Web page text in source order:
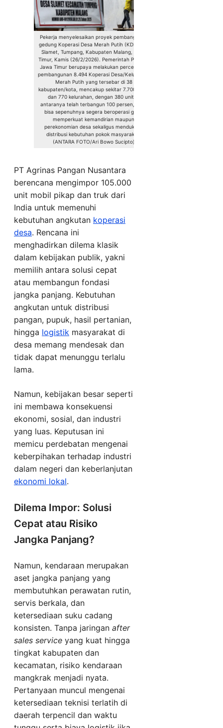
Pekerja menyelesaikan proyek pembangunan
gedung Koperasi Desa Merah Putih (KDMP) di
Slamet, Tumpang, Kabupaten Malang, Jawa
Timur, Kamis (26/2/2026). Pemerintah Provinsi
Jawa Timur berupaya melakukan percepatan
pembangunan 8.494 Koperasi Desa/Kelurahan
Merah Putih yang tersebar di 38
kabupaten/kota, mencakup sekitar 7.700 desa
dan 770 kelurahan, dengan 380 unit di
antaranya telah terbangun 100 persen, agar
bisa sepenuhnya segera beroperasi guna
memperkuat kemandirian maupun
perekonomian desa sekaligus mendukung
distribusi kebutuhan pokok masyarakat.
(ANTARA FOTO/Ari Bowo Sucipto)
PT Agrinas Pangan Nusantara
berencana mengimpor 105.000
unit mobil pikap dan truk dari
India untuk memenuhi
kebutuhan angkutan koperasi
desa. Rencana ini
menghadirkan dilema klasik
dalam kebijakan publik, yakni
memilih antara solusi cepat
atau membangun fondasi
jangka panjang. Kebutuhan
angkutan untuk distribusi
pangan, pupuk, hasil pertanian,
hingga logistik masyarakat di
desa memang mendesak dan
tidak dapat menunggu terlalu
lama.
Namun, kebijakan besar seperti
ini membawa konsekuensi
ekonomi, sosial, dan industri
yang luas. Keputusan ini
memicu perdebatan mengenai
keberpihakan terhadap industri
dalam negeri dan keberlanjutan
ekonomi lokal.
Dilema Impor: Solusi
Cepat atau Risiko
Jangka Panjang?
Namun, kendaraan merupakan
aset jangka panjang yang
membutuhkan perawatan rutin,
servis berkala, dan
ketersediaan suku cadang
konsisten. Tanpa jaringan after
sales service yang kuat hingga
tingkat kabupaten dan
kecamatan, risiko kendaraan
mangkrak menjadi nyata.
Pertanyaan muncul mengenai
ketersediaan teknisi terlatih di
daerah terpencil dan waktu